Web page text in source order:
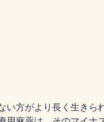
い方がより長く生きら